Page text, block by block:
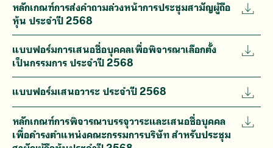
หลักเกณฑ์การส่งคำถามล่วงหน้าการประชุมสามัญผู้ถือ
หุ้น ประจำปี 2568
แบบฟอร์มการเสนอชื่อบุคคลเพื่อพิจารณาเลือกตั้ง
เป็นกรรมการ ประจำปี 2568
แบบฟอร์มเสนอวาระ ประจำปี 2568
หลักเกณฑ์การพิจารณาบรรจุวาระและเสนอชื่อบุคคล
เพื่อดำรงตำแหน่งคณะกรรมการบริษัท สำหรับประชุม